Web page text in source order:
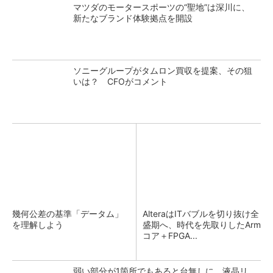
マツダのモータースポーツの“聖地”は深川に、
新たなブランド体験拠点を開設
ソニーグループがタムロン買収を提案、その狙
いは？ CFOがコメント
幾何公差の基準「データム」
を理解しよう
AlteraはITバブルを切り抜け全
盛期へ、時代を先取りしたArm
コア＋FPGA...
弱い部分が1箇所でもあると台無しに、液晶リ